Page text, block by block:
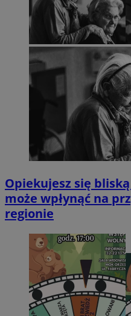
Opiekujesz się
może wpłynąć na
regionie